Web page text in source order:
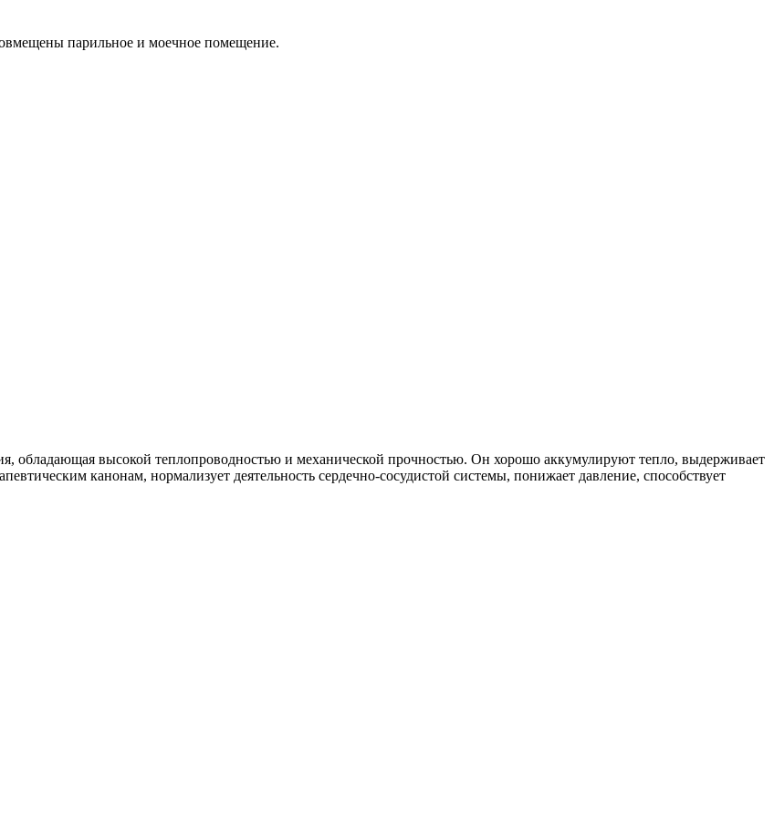
парильное и моечное помещение.
обладающая высокой теплопроводностью и механической прочностью. Он хорошо аккумулируют тепло, выдерживает
канонам, нормализует деятельность сердечно-сосудистой системы, понижает давление, способствует